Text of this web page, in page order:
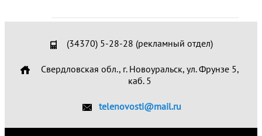
(34370) 5-28-28 (рекламный отдел)
Свердловская обл., г. Новоуральск, ул. Фрунзе 5,
каб. 5
telenovosti@mail.ru